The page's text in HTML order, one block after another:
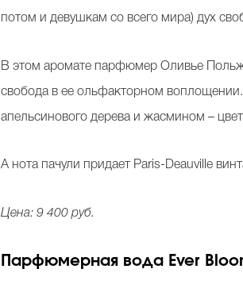
потом и девушкам со всего мира) дух
В этом аромате парфюмер Оливье Польж
свобода в ее ольфакторном
апельсинового дерева и жасмином –
А нота пачули придает Paris-Deauville
Цена: 9 400 руб.
Парфюмерная вода Ever